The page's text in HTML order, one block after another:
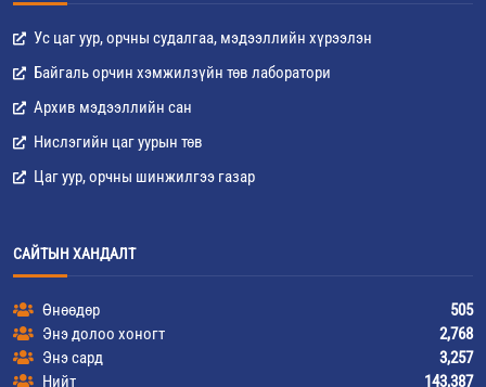
Ус цаг уур, орчны судалгаа, мэдээллийн хүрээлэн
Байгаль орчин хэмжилзүйн төв лаборатори
Архив мэдээллийн сан
Нислэгийн цаг уурын төв
Цаг уур, орчны шинжилгээ газар
САЙТЫН ХАНДАЛТ
Өнөөдөр
505
Энэ долоо хоногт
2,768
Энэ сард
3,257
Нийт
143,387